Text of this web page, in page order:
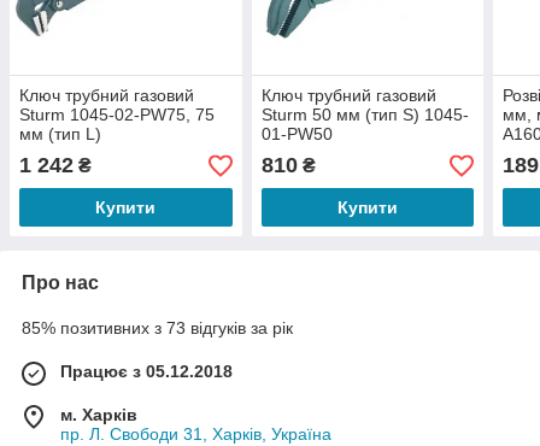
Ключ трубний газовий
Sturm 1045-02-PW75, 75
мм (тип L)
1 242 ₴
Купити
Ключ трубний газовий
Sturm 50 мм (тип S) 1045-
01-PW50
810₴
Купити
мм,
189
Про нас
85% позитивних з 73 відгуків за рік
Працює з 05.12.2018
м. Харків
пр. Л. Свободи 31, Харків, Україна